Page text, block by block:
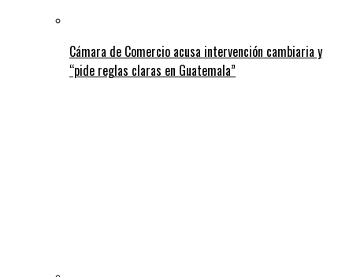
Cámara de Comercio acusa intervención cambiaria y
“pide reglas claras en Guatemala”